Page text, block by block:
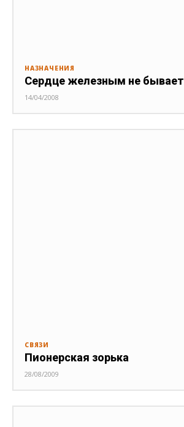
НАЗНАЧЕНИЯ
Сердце железным не бывает
14/04/2008
СВЯЗИ
Пионерская зорька
28/08/2009